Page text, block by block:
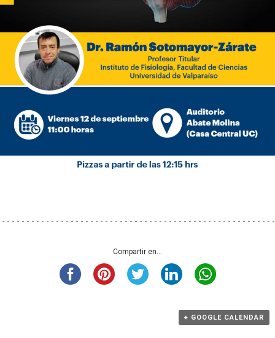
Compartir en...
+ GOOGLE CALENDAR